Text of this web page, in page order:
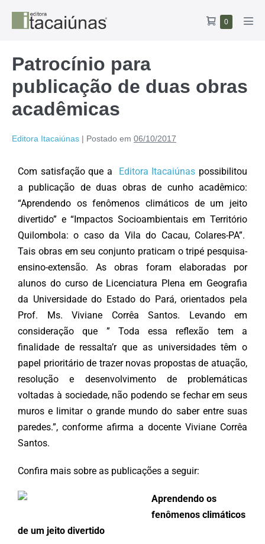
0
Patrocínio para
publicação de duas obras
acadêmicas
Editora Itacaiúnas | Postado em 06/10/2017
Com satisfação que a Editora Itacaiúnas possibilitou
a publicação de duas obras de cunho acadêmico:
“Aprendendo os fenômenos climáticos de um jeito
divertido” e “Impactos Socioambientais em Território
Quilombola: o caso da Vila do Cacau, Colares-PA”.
Tais obras em seu conjunto praticam o tripé pesquisa-
ensino-extensão. As obras foram elaboradas por
alunos do curso de Licenciatura Plena em Geografia
da Universidade do Estado do Pará, orientados pela
Prof. Ms. Viviane Corrêa Santos. Levando em
consideração que ” Toda essa reflexão tem a
finalidade de ressalta’r que as universidades têm o
papel prioritário de trazer novas propostas de atuação,
resolução e desenvolvimento de problemáticas
voltadas à sociedade, não podendo se fechar em seus
muros e limitar o grande mundo do saber entre suas
paredes.”, conforme afirma a docente Viviane Corrêa
Santos.
Confira mais sobre as publicações a seguir:
Aprendendo os
fenômenos climáticos
de um jeito divertido